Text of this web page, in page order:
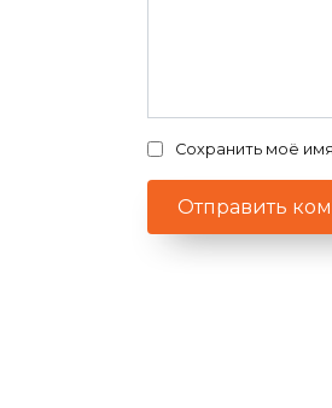
Сохранить моё